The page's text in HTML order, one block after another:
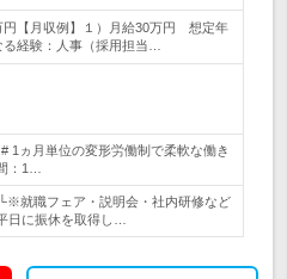
円【月収例】１）月給30万円 想定年
経験：人事（採用担当…
1ヵ月単位の変形労働制で柔軟な働き
：1…
就職フェア・説明会・社内研修など
日に振休を取得し…